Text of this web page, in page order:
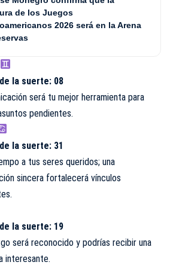
de los Juegos
2026 será en la Arena
la suerte: 08
será tu mejor herramienta para
pendientes.
la suerte: 31
a tus seres queridos; una
sincera fortalecerá vínculos
la suerte: 19
será reconocido y podrías recibir una
interesante.